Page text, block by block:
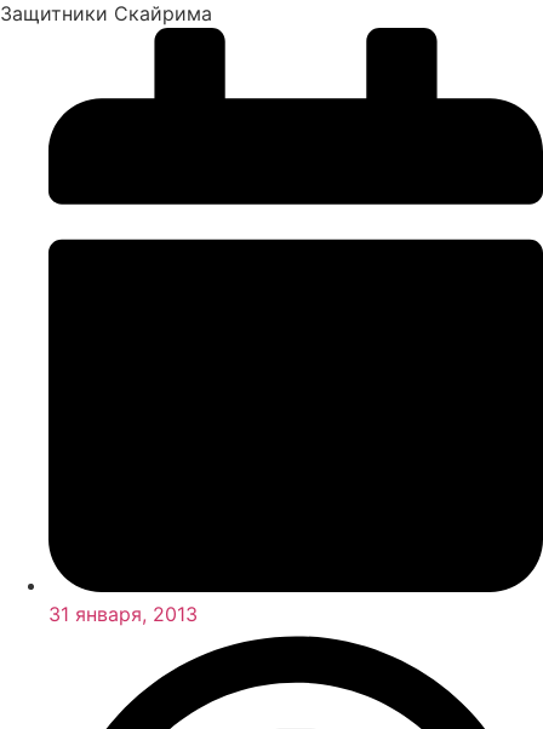
Защитники Скайрима
31 января, 2013